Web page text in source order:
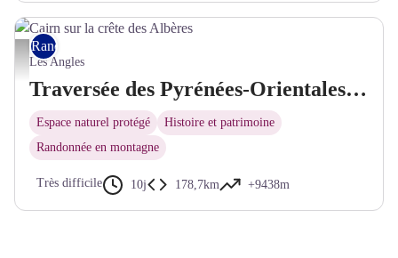
Cairn sur la crête des Albères - © Bernard Frankel - CD66
Rando itinérante
Les Angles
Traversée des Pyrénées-Orientales : des Bouillouses à la Méditerranée GR®10
Espace naturel protégé
Histoire et patrimoine
Randonnée en montagne
Très difficile 10j 178,7km +9438m